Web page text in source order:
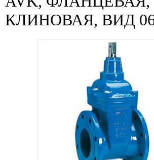
КЛИНОВАЯ, ВИД